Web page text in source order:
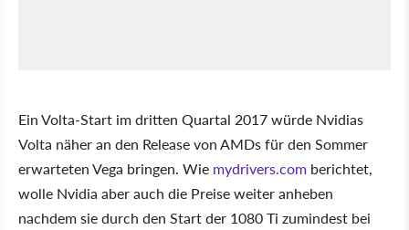
Ein Volta-Start im dritten Quartal 2017 würde Nvidias
Volta näher an den Release von AMDs für den Sommer
erwarteten Vega bringen. Wie mydrivers.com berichtet,
wolle Nvidia aber auch die Preise weiter anheben
nachdem sie durch den Start der 1080 Ti zumindest bei